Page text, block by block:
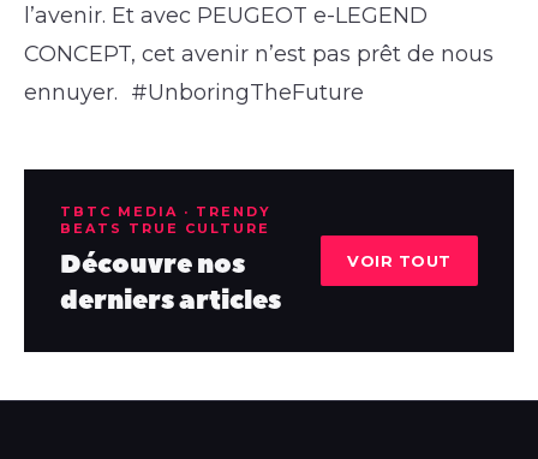
l’avenir. Et avec PEUGEOT e-LEGEND
CONCEPT, cet avenir n’est pas prêt de nous
ennuyer. #UnboringTheFuture
TBTC MEDIA · TRENDY
BEATS TRUE CULTURE
Découvre nos
derniers articles
VOIR TOUT